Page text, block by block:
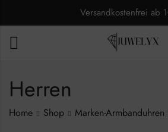
Versandkostenfrei ab
Herren
Home Shop Marken-Armbanduhren